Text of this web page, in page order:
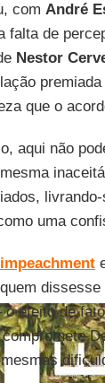
com André
falta de
Nestor
que o
aqui não
uma
impeachment
dissesse
o efeito de